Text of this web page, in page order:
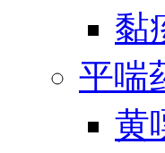
黏
平喘
黄